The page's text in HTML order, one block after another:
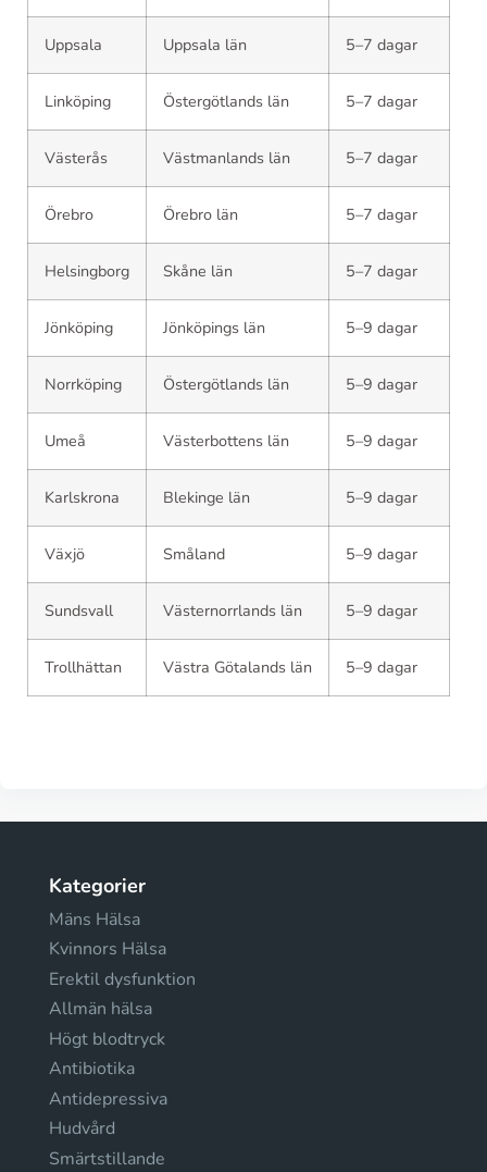
Uppsala Uppsala län 5–7 dagar
Linköping Östergötlands län 5–7 dagar
Västerås Västmanlands län 5–7 dagar
Örebro Örebro län 5–7 dagar
Helsingborg Skåne län 5–7 dagar
Jönköping Jönköpings län 5–9 dagar
Norrköping Östergötlands län 5–9 dagar
Umeå Västerbottens län 5–9 dagar
Karlskrona Blekinge län 5–9 dagar
Växjö Småland 5–9 dagar
Sundsvall Västernorrlands län 5–9 dagar
Trollhättan Västra Götalands län 5–9 dagar
Kategorier
Mäns Hälsa
Kvinnors Hälsa
Erektil dysfunktion
Allmän hälsa
Högt blodtryck
Antibiotika
Antidepressiva
Hudvård
Smärtstillande